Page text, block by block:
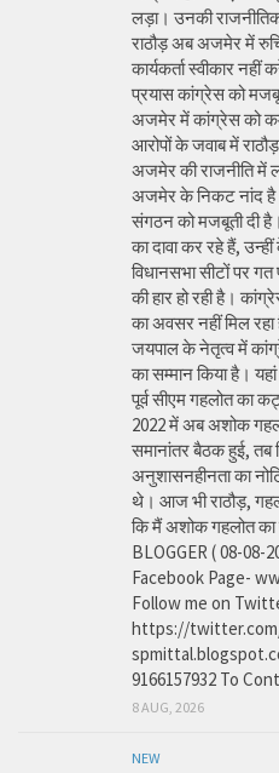
लड़ा। उनकी
राठौड़ अब अजमेर में
कार्यकर्ता स्वीकार
प्रयास कांग्रेस को
अजमेर में कांग्रेस को
आरोपों के जवाब में
अजमेर की राजनीति में
अजमेर के निकट नांद
संगठन को मजबूती दी
का दावा कर रहे हैं,
विधानसभा सीटों पर गत
की हार हो रही है।
का अवसर नहीं मिल
जयपाल के नेतृत्व में
का सम्मान किया है।
पूर्व सीएम गहलोत का
2022 में अब अशोक
समानांतर बैठक हुई, तब
अनुशासनहीनता का
थे। आज भी राठौड़,
कि मैं अशोक गहलोत
BLOGGER ( 08-
Facebook Page-
Follow me on
https://
9166157932 To
8 AUG, 2026
NEW